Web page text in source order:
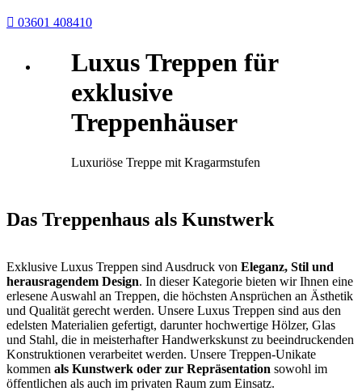
 03601 408410
Luxus Treppen für
exklusive
Treppenhäuser
Luxuriöse Treppe mit Kragarmstufen
Das Treppenhaus als Kunstwerk
Exklusive Luxus Treppen sind Ausdruck von Eleganz, Stil und
herausragendem Design. In dieser Kategorie bieten wir Ihnen eine
erlesene Auswahl an Treppen, die höchsten Ansprüchen an Ästhetik
und Qualität gerecht werden. Unsere Luxus Treppen sind aus den
edelsten Materialien gefertigt, darunter hochwertige Hölzer, Glas
und Stahl, die in meisterhafter Handwerkskunst zu beeindruckenden
Konstruktionen verarbeitet werden. Unsere Treppen-Unikate
kommen als Kunstwerk oder zur Repräsentation sowohl im
öffentlichen als auch im privaten Raum zum Einsatz.